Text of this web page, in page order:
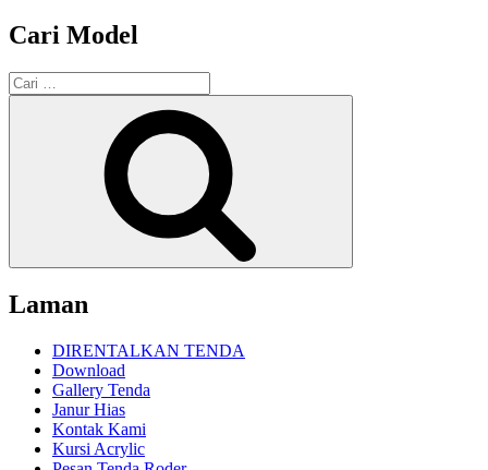
Cari Model
Pencarian
untuk:
Laman
DIRENTALKAN TENDA
Download
Gallery Tenda
Janur Hias
Kontak Kami
Kursi Acrylic